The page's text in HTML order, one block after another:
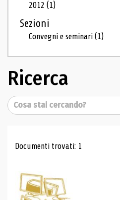
2012(1)
Sezioni
Convegni e seminari(1)
Ricerca
Cerca
Risultati di
Documenti trovati: 1